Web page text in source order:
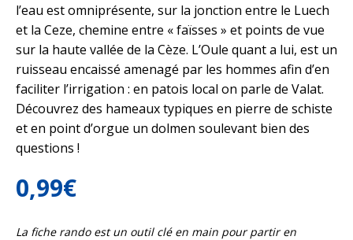
l’eau est omniprésente, sur la jonction entre le Luech
et la Ceze, chemine entre « faïsses » et points de vue
sur la haute vallée de la Cèze. L’Oule quant a lui, est un
ruisseau encaissé amenagé par les hommes afin d’en
faciliter l’irrigation : en patois local on parle de Valat.
Découvrez des hameaux typiques en pierre de schiste
et en point d’orgue un dolmen soulevant bien des
questions !
0,99€
La fiche rando est un outil clé en main pour partir en